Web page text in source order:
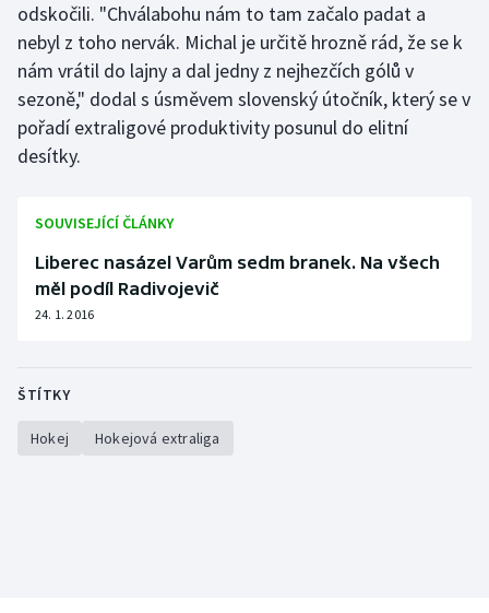
Triatlon
Veslování
Vodní slalom
Volejbal
Ostatní
odskočili. "Chválabohu nám to tam začalo padat a
nebyl z toho nervák. Michal je určitě hrozně rád, že se k
nám vrátil do lajny a dal jedny z nejhezčích gólů v
sezoně," dodal s úsměvem slovenský útočník, který se v
pořadí extraligové produktivity posunul do elitní
desítky.
SOUVISEJÍCÍ ČLÁNKY
Liberec nasázel Varům sedm branek. Na všech
měl podíl Radivojevič
24. 1. 2016
ŠTÍTKY
Hokej Hokejová extraliga